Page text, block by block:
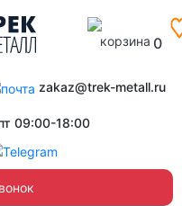
0
zakaz@trek-metall.ru
09:00-18:00